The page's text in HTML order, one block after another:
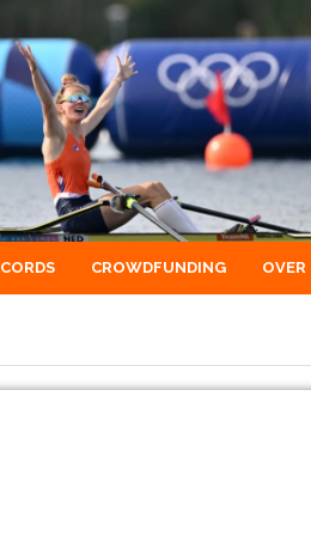
CROWDFUNDING OVER